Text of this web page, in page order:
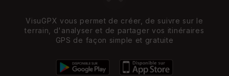
VisuGPX vous permet de créer, de suivre sur le
terrain, d'analyser et de partager vos itinéraires
GPS de façon simple et gratuite